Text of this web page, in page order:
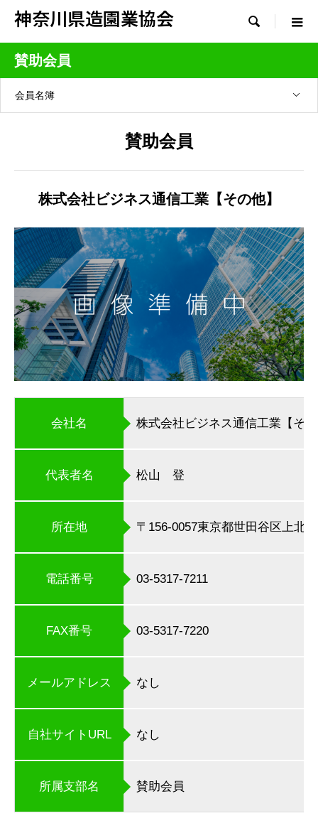
神奈川県造園業協会 
賛助会員
会員名簿
賛助会員
株式会社ビジネス通信工業【その他】
会社名 株式会社ビジネス通信工業【そ
代表者名 松山 登
所在地 〒156-0057東京都世田谷区上北
電話番号 03-5317-7211
FAX番号 03-5317-7220
メールアドレス なし
自社サイトURL なし
所属支部名 賛助会員